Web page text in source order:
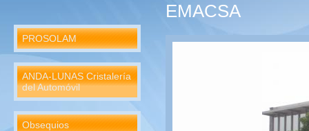
PROSOLAM
ANDA-LUNAS Cristalería
del Automóvil
Obsequios
EMACSA